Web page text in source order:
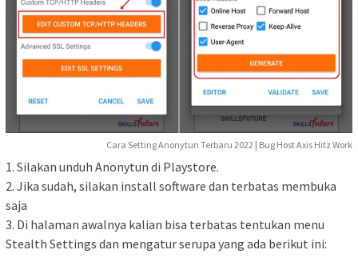
Cara Setting Anonytun Terbaru 2022 | Bug Host Axis Hitz Work
1. Silakan unduh Anonytun di Playstore.
2. Jika sudah, silakan install software dan terbatas membuka
saja
3. Di halaman awalnya kalian bisa terbatas tentukan menu
Stealth Settings dan mengatur serupa yang ada berikut ini: